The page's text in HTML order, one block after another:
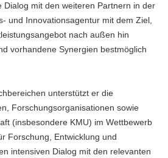
Dialog mit den weiteren Partnern in der
und Innovationsagentur mit dem Ziel,
nach außen hin
vorhandene Synergien bestmöglich
unterstützt er die
Forschungsorganisationen sowie
(insbesondere KMU) im Wettbewerb
Forschung, Entwicklung und
intensiven Dialog mit den relevanten